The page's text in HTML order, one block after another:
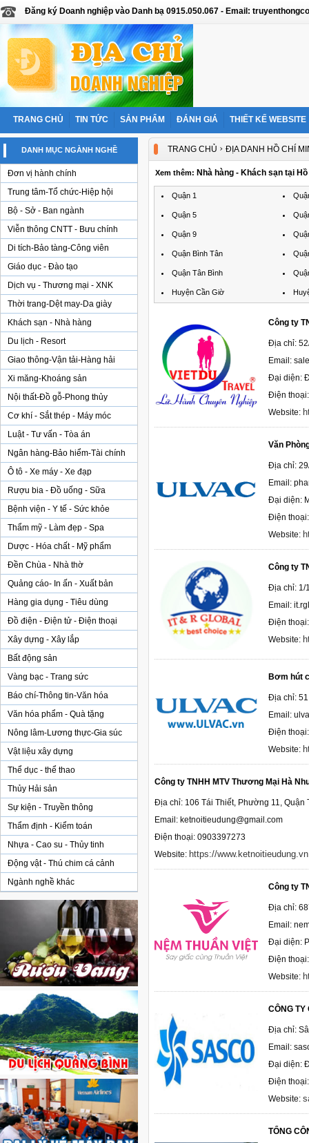
Đăng ký Doanh nghiệp vào Danh bạ 0915.050.067 - Email:
TRANG CHỦ TIN TỨC SẢN PHẨM ĐÁNH GIÁ THIẾT KẾ WEBSITE
DANH MỤC NGÀNH NGHỀ
Đơn vị hành chính
Trung tâm-Tổ chức-Hiệp hội
Bộ - Sở - Ban ngành
Viễn thông CNTT - Bưu chính
Di tích-Bảo tàng-Công viên
Giáo dục - Đào tạo
Dịch vụ - Thương mại - XNK
Thời trang-Dệt may-Da giày
Khách sạn - Nhà hàng
Du lịch - Resort
Giao thông-Vận tải-Hàng hải
Xi măng-Khoáng sản
Nội thất-Đồ gỗ-Phong thủy
Cơ khí - Sắt thép - Máy móc
Luật - Tư vấn - Tòa án
Ngân hàng-Bảo hiểm-Tài chính
Ô tô - Xe máy - Xe đạp
Rượu bia - Đồ uống - Sữa
Bệnh viện - Y tế - Sức khỏe
Thẩm mỹ - Làm đẹp - Spa
Dược - Hóa chất - Mỹ phẩm
Đền Chùa - Nhà thờ
Quảng cáo- In ấn - Xuất bản
Hàng gia dụng - Tiêu dùng
Đồ điện - Điện tử - Điện thoại
Xây dựng - Xây lắp
Bất động sản
Vàng bạc - Trang sức
Báo chí-Thông tin-Văn hóa
Văn hóa phẩm - Quà tặng
Nông lâm-Lương thực-Gia súc
Vật liệu xây dựng
Thể dục - thể thao
Thủy Hải sản
Sự kiện - Truyền thông
Thẩm định - Kiểm toán
Nhựa - Cao su - Thủy tinh
Động vật - Thú chim cá cảnh
Ngành nghề khác
TRANG CHỦ › ĐỊA DANH HỒ CHÍ
Xem thêm: Nhà hàng - Khách sạn tại
Quận 1
Quận 5
Quận 9
Quận Bình Tân
Quận Tân Bình
Huyện Cần Giờ
Công ty
Địa chỉ:
Email:
Đại diện:
Điện
Website:
Văn
Địa chỉ:
Email:
Đại diện:
Điện
Website:
Công ty
Địa chỉ: 1/
Email:
Điện
Website:
Bơm hút
Địa chỉ: 51
Email:
Điện
Website:
Công ty TNHH MTV Thương Mại Hà
Địa chỉ: 106 Tái Thiết, Phường 11, Quận
Email: ketnoitieudung@gmail.com
Điện thoại: 0903397273
Website: https://www.ketnoitieudung.vn
Công ty
Địa chỉ:
Email:
Đại diện:
Điện
Website:
CÔNG TY
Địa chỉ:
Email:
Đại diện:
Điện
Website:
TỔNG